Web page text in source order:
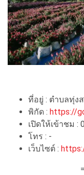
ที่อยู่ : ตำบลทุ่ง
พิกัด : https://
เปิดให้เข้าชม :
โทร : -
เว็บไซต์ :